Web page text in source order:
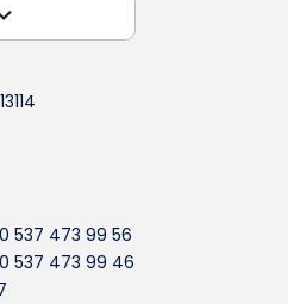
537 473 99 56
537 473 99 46